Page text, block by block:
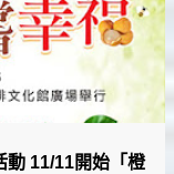
動 11/11開始「橙